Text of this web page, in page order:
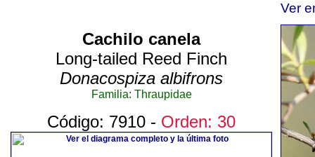
Ver
Cachilo canela
Long-tailed Reed Finch
Donacospiza albifrons
Familia: Thraupidae
Código: 7910 - Orden: 30